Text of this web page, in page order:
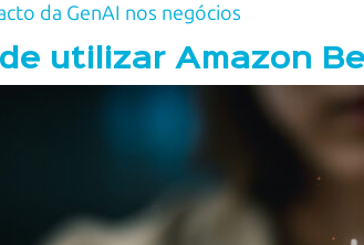
da GenAI nos negócios
utilizar Amazon